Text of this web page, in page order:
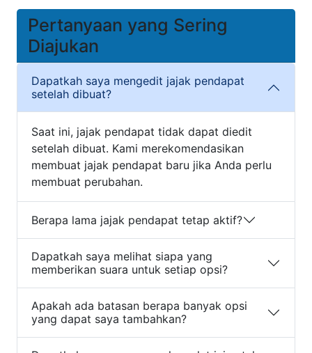
Pertanyaan yang Sering
Diajukan
Dapatkah saya mengedit jajak pendapat
setelah dibuat?
Saat ini, jajak pendapat tidak dapat diedit
setelah dibuat. Kami merekomendasikan
membuat jajak pendapat baru jika Anda perlu
membuat perubahan.
Berapa lama jajak pendapat tetap aktif?
Dapatkah saya melihat siapa yang
memberikan suara untuk setiap opsi?
Apakah ada batasan berapa banyak opsi
yang dapat saya tambahkan?